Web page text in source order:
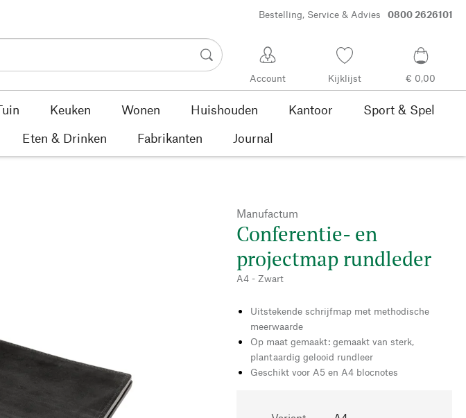
Bestelling, Service & Advies 0800 2626101
Account Kijklijst € 0,00
Keuken Wonen Huishouden Kantoor
Sport & Spel
Eten & Drinken Fabrikanten Journal
Manufactum
Conferentie- en
projectmap rundleder
A4 - Zwart
Uitstekende schrijfmap met methodische
meerwaarde
Op maat gemaakt: gemaakt van sterk,
plantaardig gelooid rundleer
Geschikt voor A5 en A4 blocnotes